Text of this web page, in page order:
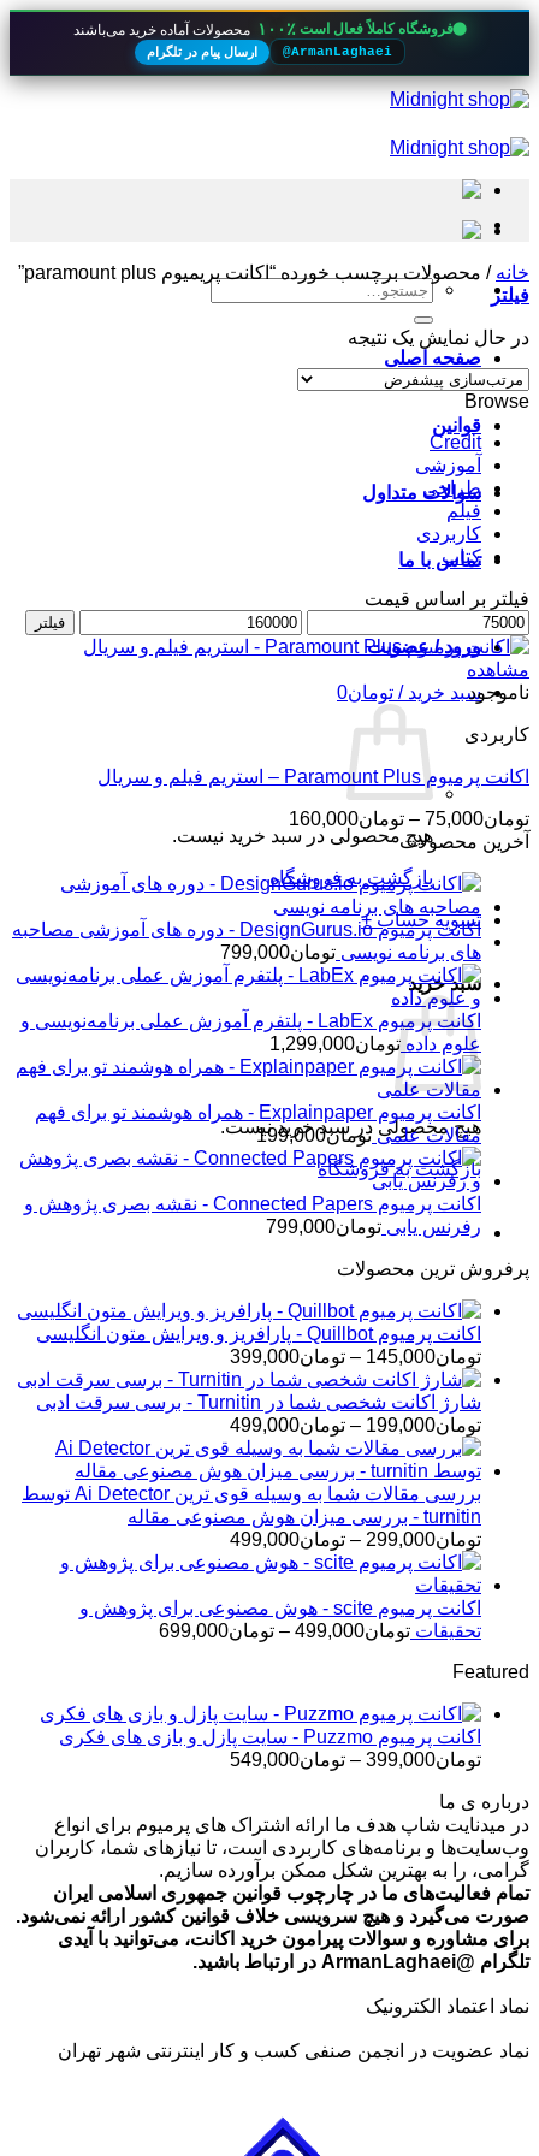
فروشگاه کاملاً فعال است ۱۰۰٪ محصولات آماده خرید می‌باشند
@ArmanLaghaei ارسال پیام در تلگرام
Skip
to
جستجو
صفحه اصلی
قوانین
سوالات متداول
تماس با ما
ورود / عضویت
سبد خرید / تومان0
هیچ محصولی در سبد خرید نیست.
بازگشت به فروشگاه
تسویه حساب +
سبد خرید
هیچ محصولی در سبد خرید نیست.
بازگشت به فروشگاه
خانه / محصولات برچسب خورده “اکانت پریمیوم paramount plus”
فیلتر
در حال نمایش یک نتیجه
Browse
Credit
آموزشی
طراحی
فیلم
کاربردی
کتاب
فیلتر بر اساس قیمت
حداقل
قیمت
حداکثر
قیمت
فیلتر
مشاهده
ناموجود
کاربردی
اکانت پرمیوم Paramount Plus – استریم فیلم و سریال
تومان75,000
– تومان160,000
قیمت:
تا
تومان160,000
آخرین محصولات
اکانت پرمیوم DesignGurus.io - دوره ‌های آموزشی مصاحبه
‌های برنامه نویسی تومان799,000
اکانت پرمیوم LabEx - پلتفرم آموزش عملی برنامه‌نویسی و
علوم داده تومان1,299,000
اکانت پرمیوم Explainpaper - همراه هوشمند تو برای فهم
مقالات علمی تومان199,000
اکانت پرمیوم Connected Papers - نقشه بصری پژوهش و
رفرنس یابی تومان799,000
پرفروش ترین محصولات
اکانت پرمیوم Quillbot - پارافریز و ویرایش متون انگلیسی
تومان145,000
– تومان399,000محدوده
قیمت:
تومان145,000
تا
تومان399,000
شارژ اکانت شخصی شما در Turnitin - برسی سرقت ادبی
تومان199,000
– تومان499,000محدوده
قیمت:
تومان199,000
تا
تومان499,000
بررسی مقالات شما به وسیله قوی ترین Ai Detector توسط
turnitin - بررسی میزان هوش مصنوعی مقاله
تومان299,000
– تومان499,000محدوده
قیمت:
تا
تومان499,000
اکانت پرمیوم scite - هوش مصنوعی برای پژوهش و
تحقیقات تومان499,000
– تومان699,000محدوده
تومان699,000
Featured
اکانت پرمیوم Puzzmo - سایت پازل و بازی های فکری
تومان399,000
– تومان549,000
تا
تومان549,000
درباره ی ما
در میدنایت شاپ هدف ما ارائه اشتراک های پرمیوم برای انواع
وب‌سایت‌ها و برنامه‌های کاربردی است، تا نیازهای شما، کاربران
گرامی، را به بهترین شکل ممکن برآورده سازیم.
تمام فعالیت‌های ما در چارچوب قوانین جمهوری اسلامی ایران
صورت می‌گیرد و هیچ سرویسی خلاف قوانین کشور ارائه نمی‌شود.
برای مشاوره و سوالات پیرامون خرید اکانت، می‌توانید با آیدی
تلگرام @ArmanLaghaei در ارتباط باشید.
نماد اعتماد الکترونیک
نماد عضویت در انجمن صنفی کسب و کار اینترنتی شهر تهران